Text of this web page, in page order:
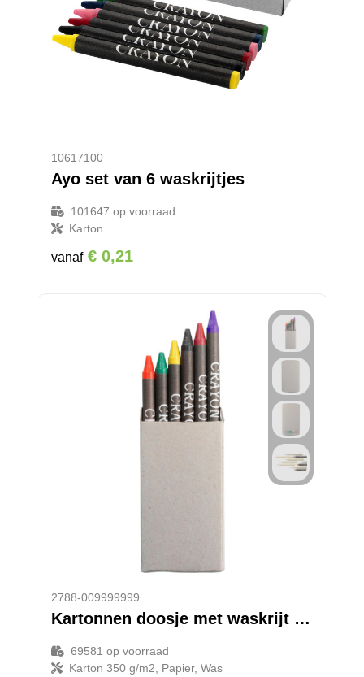
10617100
Ayo set van 6 waskrijtjes
101647 op voorraad
Karton
vanaf € 0,21
2788-009999999
Kartonnen doosje met waskrijt Selena
69581 op voorraad
Karton 350 g/m2, Papier, Was